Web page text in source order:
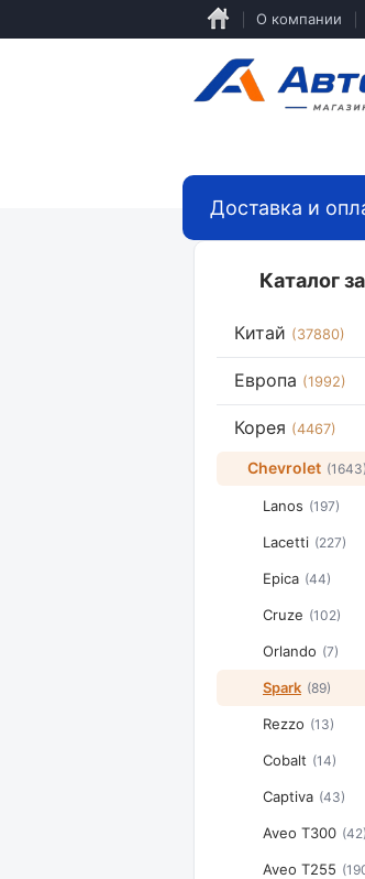
основному
О компании
Доставка и
Каталог
Китай (37880)
Европа (1992)
Корея (4467)
Chevrolet (1643)
Lanos (197)
Lacetti (227)
Epica (44)
Cruze (102)
Orlando (7)
Spark (89)
Rezzo (13)
Cobalt (14)
Captiva (43)
Aveo T300 (42)
Aveo T255